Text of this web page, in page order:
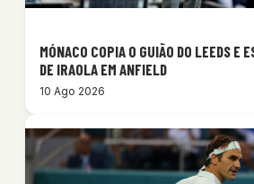
MÓNACO COPIA O GUIÃO DO LEEDS E
DE IRAOLA EM ANFIELD
10 Ago 2026